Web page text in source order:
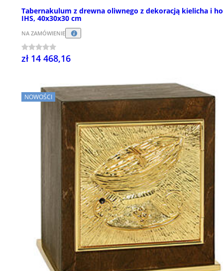
Tabernakulum z drewna oliwnego z dekoracją kielicha i
IHS, 40x30x30 cm
NA ZAMÓWIENIE
zł 14 468,16
NOWOŚCI